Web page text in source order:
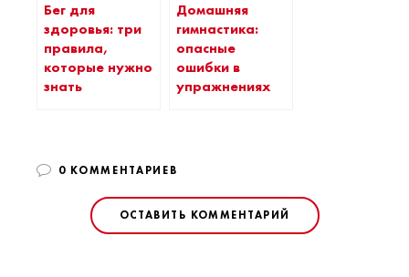
Бег для
здоровья: три
правила,
которые нужно
знать
Домашняя
гимнастика:
опасные
ошибки в
упражнениях
0 КОММЕНТАРИЕВ
ОСТАВИТЬ КОММЕНТАРИЙ